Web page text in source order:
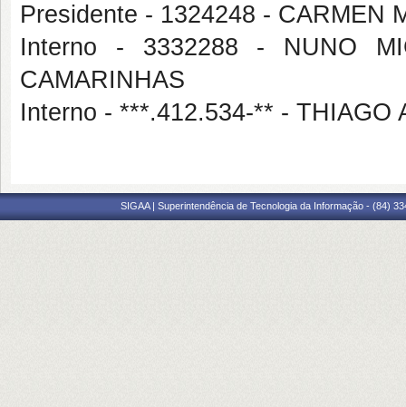
Presidente - 1324248 - CARMEN
Interno - 3332288 - NUNO
CAMARINHAS
Interno - ***.412.534-** - THIAGO
SIGAA | Superintendência de Tecnologia da Informação - (84)